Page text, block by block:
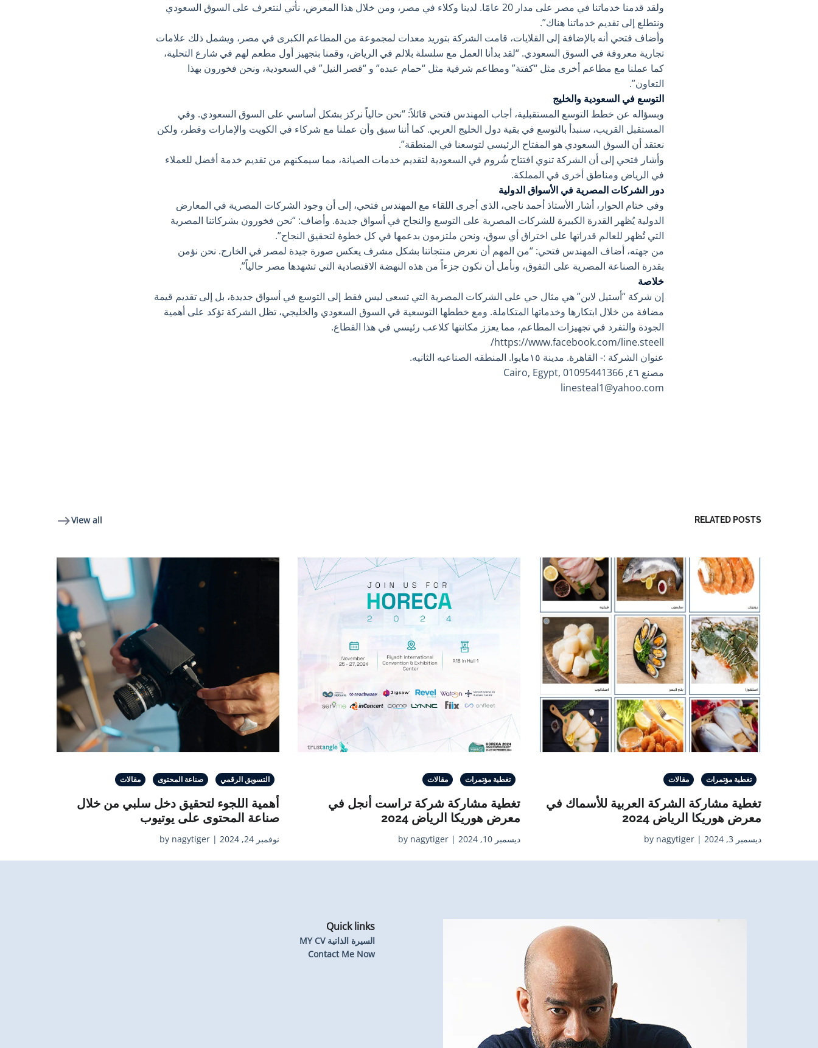
ولقد قدمنا خدماتنا في مصر على مدار 20 عامًا. لدينا وكلاء في مصر، ومن خلال هذا المعرض، نأتي لنتعرف على السوق السعودي
ونتطلع إلى تقديم خدماتنا هناك”.
وأضاف فتحي أنه بالإضافة إلى القلايات، قامت الشركة بتوريد معدات لمجموعة من المطاعم الكبرى في مصر، ويشمل ذلك علامات
تجارية معروفة في السوق السعودي. “لقد بدأنا العمل مع سلسلة بلالم في الرياض، وقمنا بتجهيز أول مطعم لهم في شارع التحلية،
كما عملنا مع مطاعم أخرى مثل “كفتة” ومطاعم شرقية مثل “حمام عبده” و “قصر النيل” في السعودية، ونحن فخورون بهذا
التعاون”.
التوسع في السعودية والخليج
وبسؤاله عن خطط التوسع المستقبلية، أجاب المهندس فتحي قائلاً: “نحن حالياً نركز بشكل أساسي على السوق السعودي. وفي
المستقبل القريب، سنبدأ بالتوسع في بقية دول الخليج العربي. كما أننا سبق وأن عملنا مع شركاء في الكويت والإمارات وقطر، ولكن
نعتقد أن السوق السعودي هو المفتاح الرئيسي لتوسعنا في المنطقة”.
وأشار فتحي إلى أن الشركة تنوي افتتاح شُروم في السعودية لتقديم خدمات الصيانة، مما سيمكنهم من تقديم خدمة أفضل للعملاء
في الرياض ومناطق أخرى في المملكة.
دور الشركات المصرية في الأسواق الدولية
وفي ختام الحوار، أشار الأستاذ أحمد ناجي، الذي أجرى اللقاء مع المهندس فتحي، إلى أن وجود الشركات المصرية في المعارض
الدولية يُظهر القدرة الكبيرة للشركات المصرية على التوسع والنجاح في أسواق جديدة. وأضاف: “نحن فخورون بشركاتنا المصرية
التي تُظهر للعالم قدراتها على اختراق أي سوق، ونحن ملتزمون بدعمها في كل خطوة لتحقيق النجاح”.
من جهته، أضاف المهندس فتحي: “من المهم أن نعرض منتجاتنا بشكل مشرف يعكس صورة جيدة لمصر في الخارج. نحن نؤمن
بقدرة الصناعة المصرية على التفوق، ونأمل أن نكون جزءاً من هذه النهضة الاقتصادية التي تشهدها مصر حالياً”.
خلاصة
إن شركة “أستيل لاين” هي مثال حي على الشركات المصرية التي تسعى ليس فقط إلى التوسع في أسواق جديدة، بل إلى تقديم قيمة
مضافة من خلال ابتكارها وخدماتها المتكاملة. ومع خططها التوسعية في السوق السعودي والخليجي، تظل الشركة تؤكد على أهمية
الجودة والتفرد في تجهيزات المطاعم، مما يعزز مكانتها كلاعب رئيسي في هذا القطاع.
https://www.facebook.com/line.steell/
عنوان الشركة :- القاهرة. مدينة ١٥مايوا. المنطقه الصناعيه الثانيه.
مصنع ٤٦, Cairo, Egypt, 01095441366
linesteal1@yahoo.com
RELATED POSTS
View all
تغطية مؤتمرات مقالات
تغطية مشاركة الشركة العربية للأسماك في
معرض هوريكا الرياض 2024
ديسمبر 3, 2024 | by nagytiger
تغطية مؤتمرات مقالات
تغطية مشاركة شركة تراست أنجل في
معرض هوريكا الرياض 2024
ديسمبر 10, 2024 | by nagytiger
التسويق الرقمي صناعة المحتوى مقالات
أهمية اللجوء لتحقيق دخل سلبي من خلال
صناعة المحتوى على يوتيوب
نوفمبر 24, 2024 | by nagytiger
Quick links
السيرة الذاتية MY CV
Contact Me Now